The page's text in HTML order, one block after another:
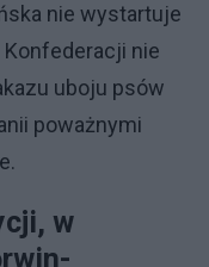
nie wystartuje
nie
uboju psów
poważnymi
w